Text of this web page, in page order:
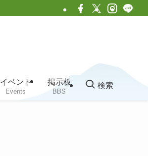
イベント
Events
掲示板
BBS
検索